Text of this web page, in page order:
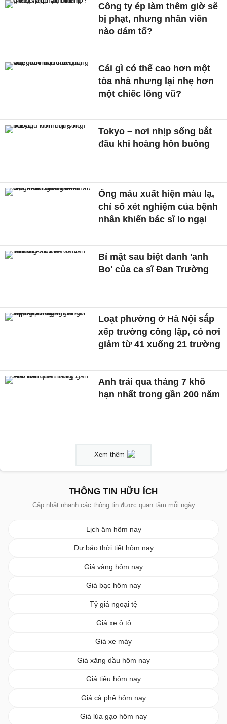
Công ty ép làm thêm giờ sẽ
bị phạt, nhưng nhân viên
nào dám tố?
Cái gì có thể cao hơn một
tòa nhà nhưng lại nhẹ hơn
một chiếc lông vũ?
Tokyo – nơi nhịp sống bắt
đầu khi hoàng hôn buông
Ống máu xuất hiện màu lạ,
chỉ số xét nghiệm của bệnh
nhân khiến bác sĩ lo ngại
Bí mật sau biệt danh 'anh
Bo' của ca sĩ Đan Trường
Loạt phường ở Hà Nội sắp
xếp trường công lập, có nơi
giảm từ 41 xuống 21 trường
Anh trải qua tháng 7 khô
hạn nhất trong gần 200 năm
Xem thêm
THÔNG TIN HỮU ÍCH
Cập nhật nhanh các thông tin được quan tâm mỗi ngày
Lịch âm hôm nay
Dự báo thời tiết hôm nay
Giá vàng hôm nay
Giá bạc hôm nay
Tỷ giá ngoại tệ
Giá xe ô tô
Giá xe máy
Giá xăng dầu hôm nay
Giá tiêu hôm nay
Giá cà phê hôm nay
Giá lúa gạo hôm nay